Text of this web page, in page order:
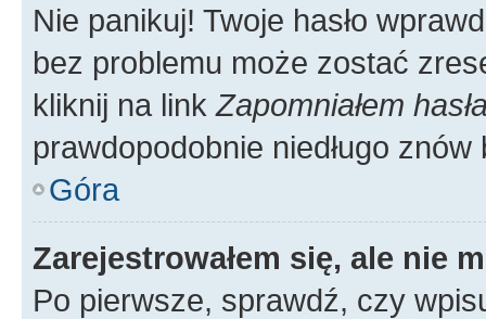
Nie panikuj! Twoje hasło
bez problemu może zostać
kliknij na link Zapomniałem
prawdopodobnie niedługo
Góra
Zarejestrowałem się, ale nie
Po pierwsze, sprawdź, czy